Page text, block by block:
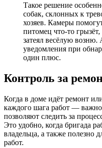
Такое решение
собак, склонных к
хозяев. Камеры
питомец что-то
затеял весёлую возню.
уведомления при
один плюс.
Контроль за
Когда в доме идёт ремонт
каждого шага работ —
позволяют следить за
Это удобно, когда бригада
владельца, а также полезно
работ.